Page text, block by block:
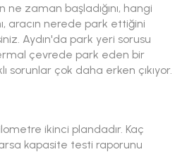
ne zaman başladığını, hangi
aracın nerede park ettiğini
Aydın'da park yeri sorusu
çevrede park eden bir
sorunlar çok daha erken çıkıyor.
ikinci plandadır. Kaç
kapasite testi raporunu